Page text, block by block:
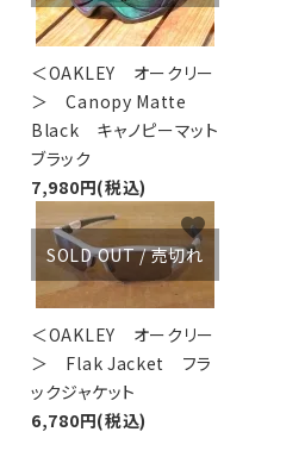
＜OAKLEY オークリー
＞ Canopy Matte
Black キャノピーマット
ブラック
7,980円(税込)
SOLD OUT / 売切れ
＜OAKLEY オークリー
＞ Flak Jacket フラ
ックジャケット
6,780円(税込)
favorite